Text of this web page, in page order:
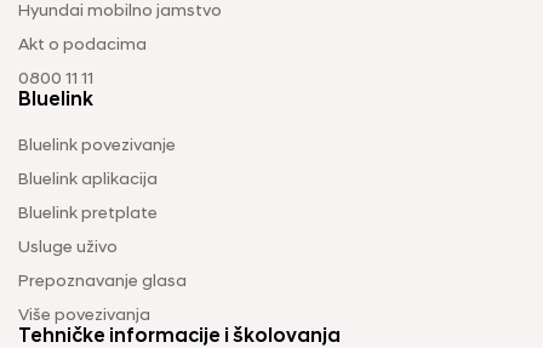
Hyundai mobilno jamstvo
Akt o podacima
0800 11 11
Bluelink
Bluelink povezivanje
Bluelink aplikacija
Bluelink pretplate
Usluge uživo
Prepoznavanje glasa
Više povezivanja
Tehničke informacije i školovanja